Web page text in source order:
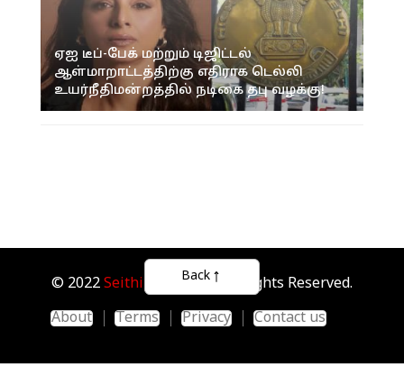
ஏஐ டீப்-பேக் மற்றும் டிஜிட்டல்
ஆள்மாறாட்டத்திற்கு எதிராக டெல்லி
உயர்நீதிமன்றத்தில் நடிகை தபு வழக்கு!
© 2022 Seithipunal.com . All Rights Reserved.
About
Terms Privacy Contact us
Back